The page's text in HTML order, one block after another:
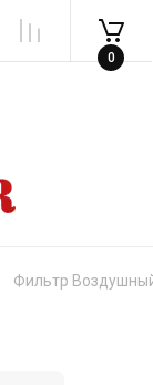
0
Фильтр